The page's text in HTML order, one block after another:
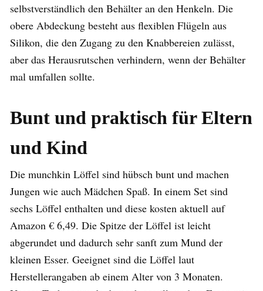
selbstverständlich den Behälter an den Henkeln. Die
obere Abdeckung besteht aus flexiblen Flügeln aus
Silikon, die den Zugang zu den Knabbereien zulässt,
aber das Herausrutschen verhindern, wenn der Behälter
mal umfallen sollte.
Bunt und praktisch für Eltern
und Kind
Die munchkin Löffel sind hübsch bunt und machen
Jungen wie auch Mädchen Spaß. In einem Set sind
sechs Löffel enthalten und diese kosten aktuell auf
Amazon € 6,49. Die Spitze der Löffel ist leicht
abgerundet und dadurch sehr sanft zum Mund der
kleinen Esser. Geeignet sind die Löffel laut
Herstellerangaben ab einem Alter von 3 Monaten.